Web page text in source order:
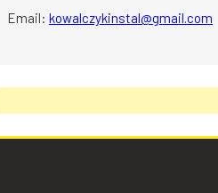
Email: kowalczykinstal@gmail.com